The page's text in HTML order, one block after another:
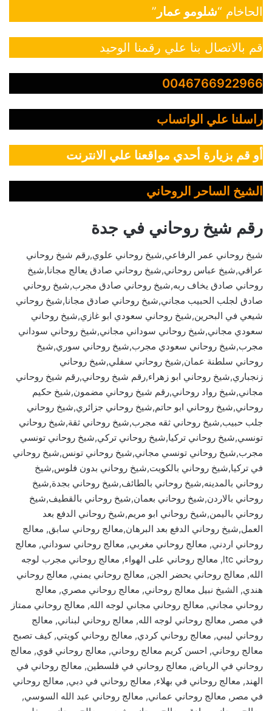
الحاخام “شلومو عمار ”
قم بالاتصال بنا علي رقمنا الوحيد
0046766922966
راسلنا علي الواتساب
أو قم بزيارة أحدي مواقعنا علي الانترنت
الشيخ الساحر الروحاني
رقم شيخ روحاني في جدة
شيخ روحاني عمر الرفاعي,شيخ روحاني علوي,رقم شيخ روحاني
عراقي,شيخ عباس روحاني,شيخ روحاني صادق يعالج مجانا,شيخ
روحاني صادق يخاف ربه,شيخ روحاني صادق مجرب,شيخ روحاني
صادق لجلب الحبيب مجاني,شيخ روحاني صادق مجانا,شيخ روحاني
شيعي في البحرين,شيخ روحاني سعودي ابو غازي,شيخ روحاني
سعودي مجاني,شيخ روحاني سوداني مجاني,شيخ روحاني سوداني
مجرب,شيخ روحاني سعودي مجرب,شيخ روحاني سوري,شيخ
روحاني سلطنة عمان,شيخ روحاني سفلي,شيخ روحاني
زنجباري,شيخ روحاني ابو زهراء,رقم شيخ روحاني,رقم شيخ روحاني
مجاني,شيخ رواد روحاني,رقم شيخ روحاني مضمون,شيخ حكيم
روحاني,شيخ روحاني ابو حاتم,شيخ روحاني جزائري,شيخ روحاني
جلب حبيب,شيخ روحاني ثقه مجرب,شيخ روحاني ثقة,شيخ روحاني
تونسي,شيخ روحاني تركيا,شيخ روحاني تركي,شيخ روحاني تونسي
مجرب,شيخ روحاني تونسي مجاني,شيخ روحاني تونس,شيخ روحاني
في تركيا,شيخ روحاني بالكويت,شيخ روحاني بدون فلوس,شيخ
روحاني بالمدينه,شيخ روحاني بالطائف,شيخ روحاني بجدة,شيخ
روحاني بالاردن,شيخ روحاني بعمان,شيخ روحاني بالقطيف,شيخ
روحاني باليمن,شيخ روحاني ابو مريم,شيخ روحاني الدفع بعد
العمل,شيخ روحاني الدفع بعد البرهان,معالج روحاني سابق, معالج
روحاني اردني, معالج روحاني مغربي, معالج روحاني سوداني, معالج
روحاني ltc, معالج روحاني على الهواء, معالج روحاني مجرب لوجه
الله, معالج روحاني يحضر الجن, معالج روحاني يمني, معالج روحاني
هندي, الشيخ نبيل معالج روحاني, معالج روحاني مصري, معالج
روحاني مجاني, معالج روحاني مجاني لوجه الله, معالج روحاني ممتاز
في مصر, معالج روحاني لوجه الله, معالج روحاني لبناني, معالج
روحاني ليبي, معالج روحاني كردي, معالج روحاني كويتي, كيف تصبح
معالج روحاني, احسن كريم معالج روحاني, معالج روحاني قوي, معالج
روحاني في الرياض, معالج روحاني في فلسطين, معالج روحاني في
الهند, معالج روحاني في بهلاء, معالج روحاني في دبي, معالج روحاني
في مصر, معالج روحاني عماني, معالج روحاني عبد الله السوسي,